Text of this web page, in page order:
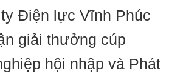
Điện lực Vĩnh Phúc
giải thưởng cúp
hội nhập và Phát